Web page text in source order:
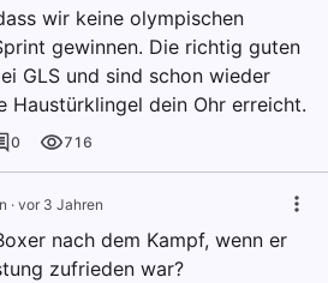
wir keine olympischen
gewinnen. Die richtig guten
GLS und sind schon wieder
Haustürklingel dein Ohr erreicht.
0 716
· vor 3 Jahren
nach dem Kampf, wenn er
zufrieden war?